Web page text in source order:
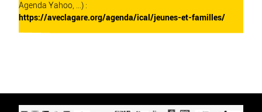
Agenda Yahoo, ...) :
https://aveclagare.org/agenda/ical/jeunes-et-familles/